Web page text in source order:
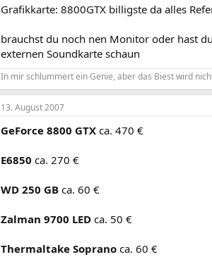
Grafikkarte: 8800GTX billigste da alles
brauchst du noch nen Monitor oder hast
externen Soundkarte schaun
In mir schlummert ein Genie, aber das Biest wird
13. August 2007
GeForce 8800 GTX ca. 470 €
E6850 ca. 270 €
WD 250 GB ca. 60 €
Zalman 9700 LED ca. 50 €
Thermaltake Soprano ca. 60 €